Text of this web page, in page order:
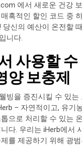
에서 새로운 건강
혹적인 할인 코드 중
당신의 예산이 온전할
니다.
사용할 수
양 보충제
빙을 증진시킬 수 있는
– 자연적이고, 유기
으로 처리할 수 있는
다. 우리는 iHerb에서
를 제공하기 위해 광